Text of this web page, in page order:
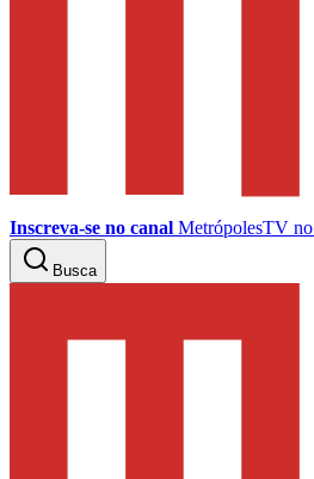
Inscreva-se no canal MetrópolesTV no
Busca